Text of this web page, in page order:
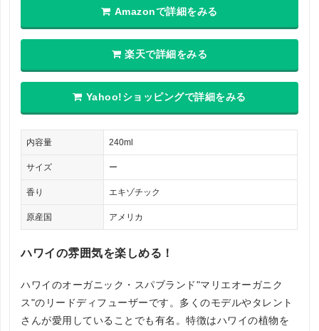
Amazonで詳細をみる
楽天で詳細をみる
Yahoo!ショッピングで詳細をみる
内容量 240ml
サイズ ー
香り エキゾチック
原産国 アメリカ
ハワイの雰囲気を楽しめる！
ハワイのオーガニック・スパブランド"マリエオーガニク
ス"のリードディフューザーです。多くのモデルやタレント
さんが愛用していることでも有名。特徴はハワイの植物を